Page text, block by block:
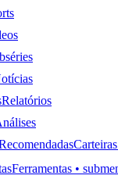
Relatórios
Ferramentas •